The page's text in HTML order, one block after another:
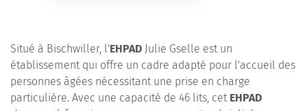
Situé à Bischwiller, l'EHPAD Julie Gselle est un
établissement qui offre un cadre adapté pour l'accueil des
personnes âgées nécessitant une prise en charge
particulière. Avec une capacité de 46 lits, cet EHPAD